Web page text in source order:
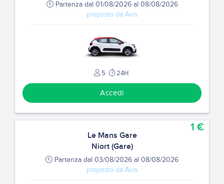
Partenza dal 01/08/2026 al 08/08/2026
proposto da Avis
5 24H
Accedi
Le Mans Gare
Niort (Gare)
Partenza dal 03/08/2026 al 08/08/2026
proposto da Avis
1 €